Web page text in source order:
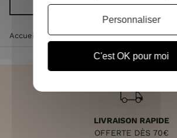
Accueil Politique de Retours &
LIVRAISON RAPIDE
OFFERTE DÈS 70€
C'est OK pour moi
Personnaliser